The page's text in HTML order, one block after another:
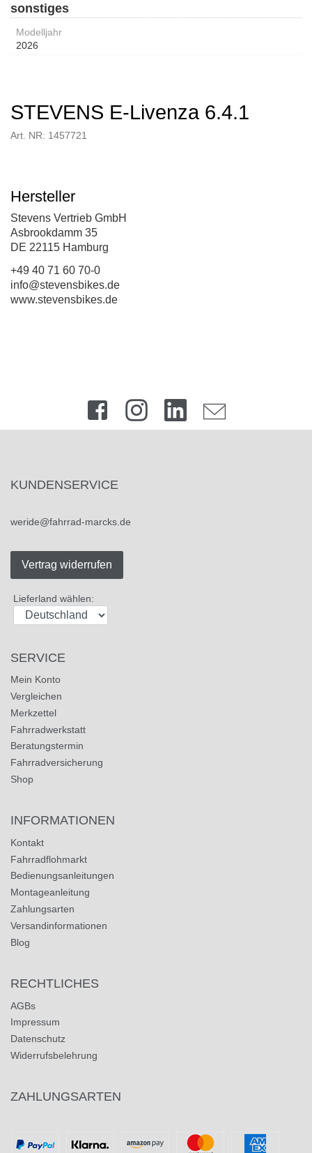
sonstiges
Modelljahr
2026
STEVENS E-Livenza 6.4.1
Art. NR: 1457721
Hersteller
Stevens Vertrieb GmbH
Asbrookdamm 35
DE 22115 Hamburg
+49 40 71 60 70-0
info@stevensbikes.de
www.stevensbikes.de
KUNDENSERVICE
weride@fahrrad-marcks.de
Vertrag widerrufen
Lieferland wählen:
SERVICE
Mein Konto
Vergleichen
Merkzettel
Fahrradwerkstatt
Beratungstermin
Fahrradversicherung
Shop
INFORMATIONEN
Kontakt
Fahrradflohmarkt
Bedienungsanleitungen
Montageanleitung
Zahlungsarten
Versandinformationen
Blog
RECHTLICHES
AGBs
Impressum
Datenschutz
Widerrufsbelehrung
ZAHLUNGSARTEN